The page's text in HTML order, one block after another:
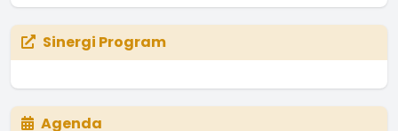
Sinergi Program
Agenda